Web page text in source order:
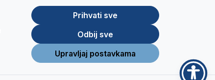
Store
Prihvati sve
Odbij sve
Upravljaj postavkama